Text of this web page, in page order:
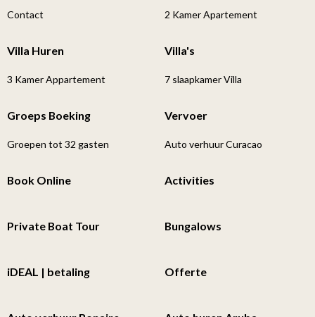
Contact 2 Kamer Apartement
Villa Huren
3 Kamer Appartement
Villa's
7 slaapkamer Villa
Groeps Boeking
Groepen tot 32 gasten
Vervoer
Auto verhuur Curacao
Book Online Activities
Private Boat Tour Bungalows
iDEAL | betaling Offerte